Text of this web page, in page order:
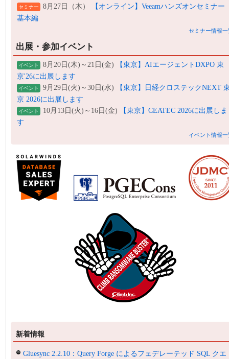
セミナー 8月27日（木）
【オンライン】Veeamハンズオンセミナー
基本編
セミナー情報一
出展・参加イベント
イベント 8月20日(木)～21日(金)
【東京】AIエージェントDXPO 東
京'26に出展します
イベント 9月29日(火)～30日(水)
【東京】日経クロステックNEXT
京 2026に出展します
イベント 10月13日(火)～16日(金)
【東京】CEATEC 2026に出展しま
す
イベント情報一
新着情報
Gluesync 2.2.10：Query Forge によるフェデレーテッド SQL クエ